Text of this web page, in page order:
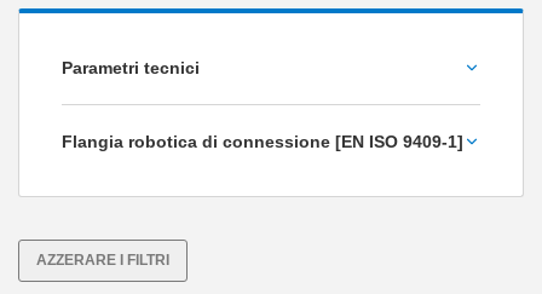
Parametri tecnici
Peso maneggiabile max. [kg]
20
Flangia robotica di connessione [EN ISO 9409-1]
TK 50
AZZERARE I FILTRI